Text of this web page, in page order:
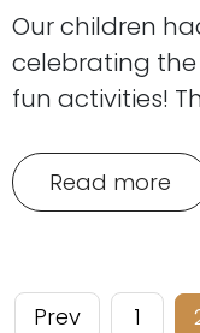
Our children
celebrating the
fun activities!
Read more
Prev 1